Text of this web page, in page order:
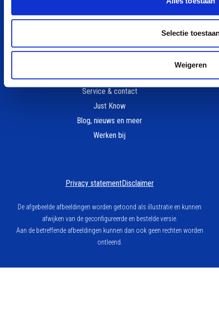
Selectie
Weigeren
Algemene voorwaarden auto abonnement
Inleverhandleiding
Over ons
Service & contact
Just Know
Blog, nieuws en meer
Werken bij
Privacy statementDisclaimer
De afgebeelde afbeeldingen worden getoond als illustratie en kunnen
afwijken van de geconfigureerde en bestelde versie.
Aan de betreffende afbeeldingen kunnen dan ook geen rechten worden
ontleend.